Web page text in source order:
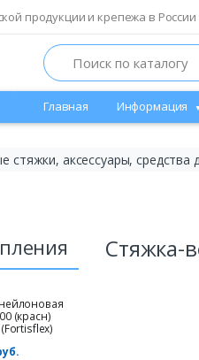
продукции и крепежа в России
Search
Главная Информация
стяжки, аксессуары, средства
(красн)
Стяжка-